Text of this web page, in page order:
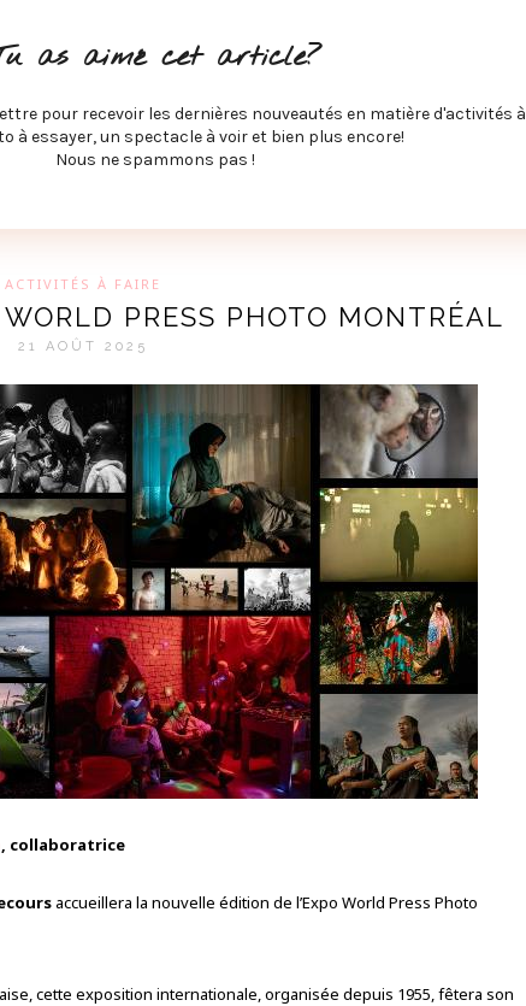
MEVE ET CIE
ACTIVITÉS À FAIRE
PRESS PHOTO MONTRÉAL
21 AOÛT 2025
, collaboratrice
accueillera la nouvelle édition de l’Expo World Press Photo
cette exposition internationale, organisée depuis 1955, fêtera son
as aimé cet article?
pour recevoir les dernières nouveautés en matière d'activités à
à essayer, un spectacle à voir et bien plus encore!
Nous ne spammons pas !